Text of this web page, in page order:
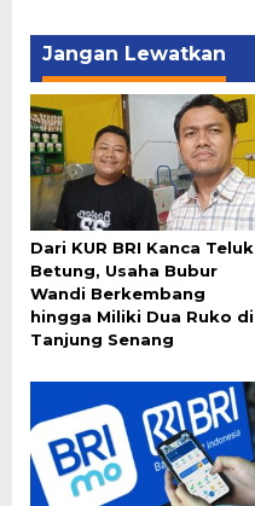
Jangan Lewatkan
Dari KUR BRI Kanca Teluk
Betung, Usaha Bubur
Wandi Berkembang
hingga Miliki Dua Ruko di
Tanjung Senang